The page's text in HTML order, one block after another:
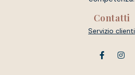
Contatti
Servizio clienti